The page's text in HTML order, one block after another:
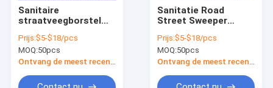
Sanitaire
straatveegborstel
sneeuw
Prijs:$5-$18/pcs
MOQ:50pcs
Ontvang de meest recente Prijs
Sanitatie Road
Street Sweeper
aangepast
Prijs:$5-$18/pcs
MOQ:50pcs
Ontvang de meest recente Prijs